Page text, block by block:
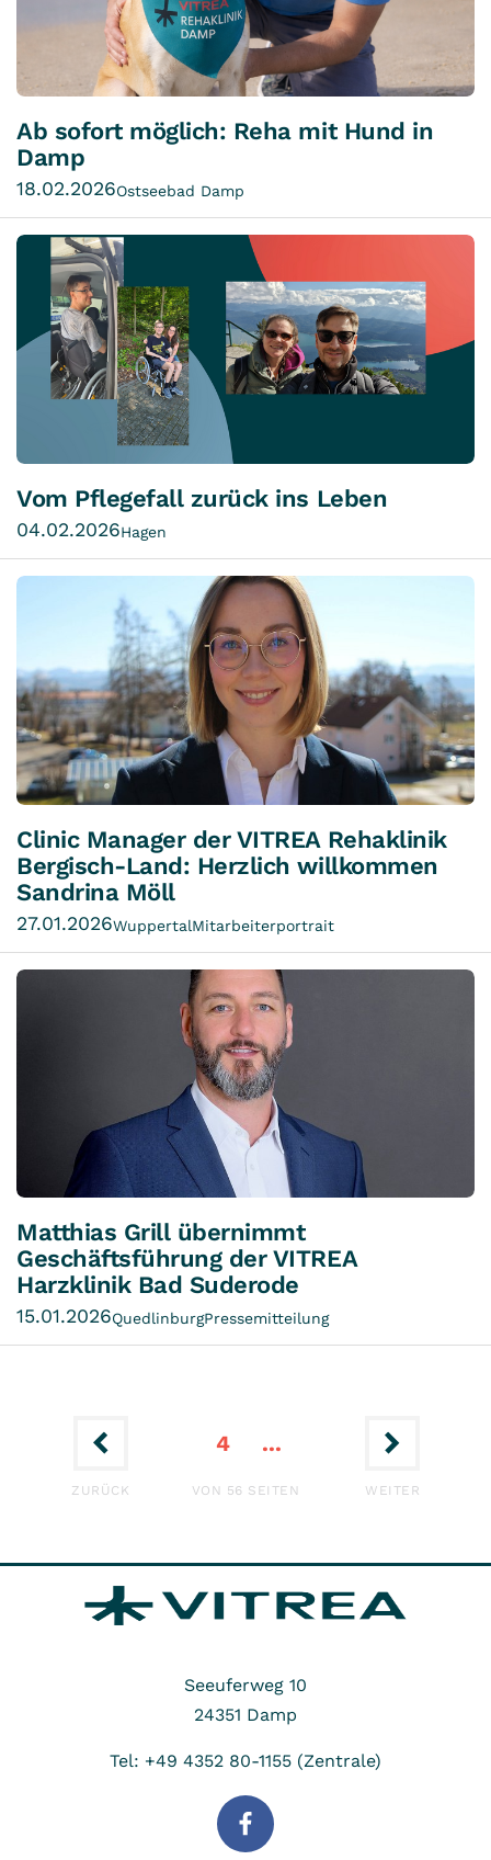
Ab sofort möglich: Reha mit Hund in
Damp
18.02.2026Ostseebad Damp
Vom Pflegefall zurück ins Leben
04.02.2026Hagen
Clinic Manager der VITREA Rehaklinik
Bergisch-Land: Herzlich willkommen
Sandrina Möll
27.01.2026WuppertalMitarbeiterportrait
Matthias Grill übernimmt
Geschäftsführung der VITREA
Harzklinik Bad Suderode
15.01.2026QuedlinburgPressemitteilung
ERSTE
ZURÜCK
4 ...
WEITER
VON 56 SEITEN
Seeuferweg 10
24351 Damp
Tel: +49 4352 80-1155 (Zentrale)